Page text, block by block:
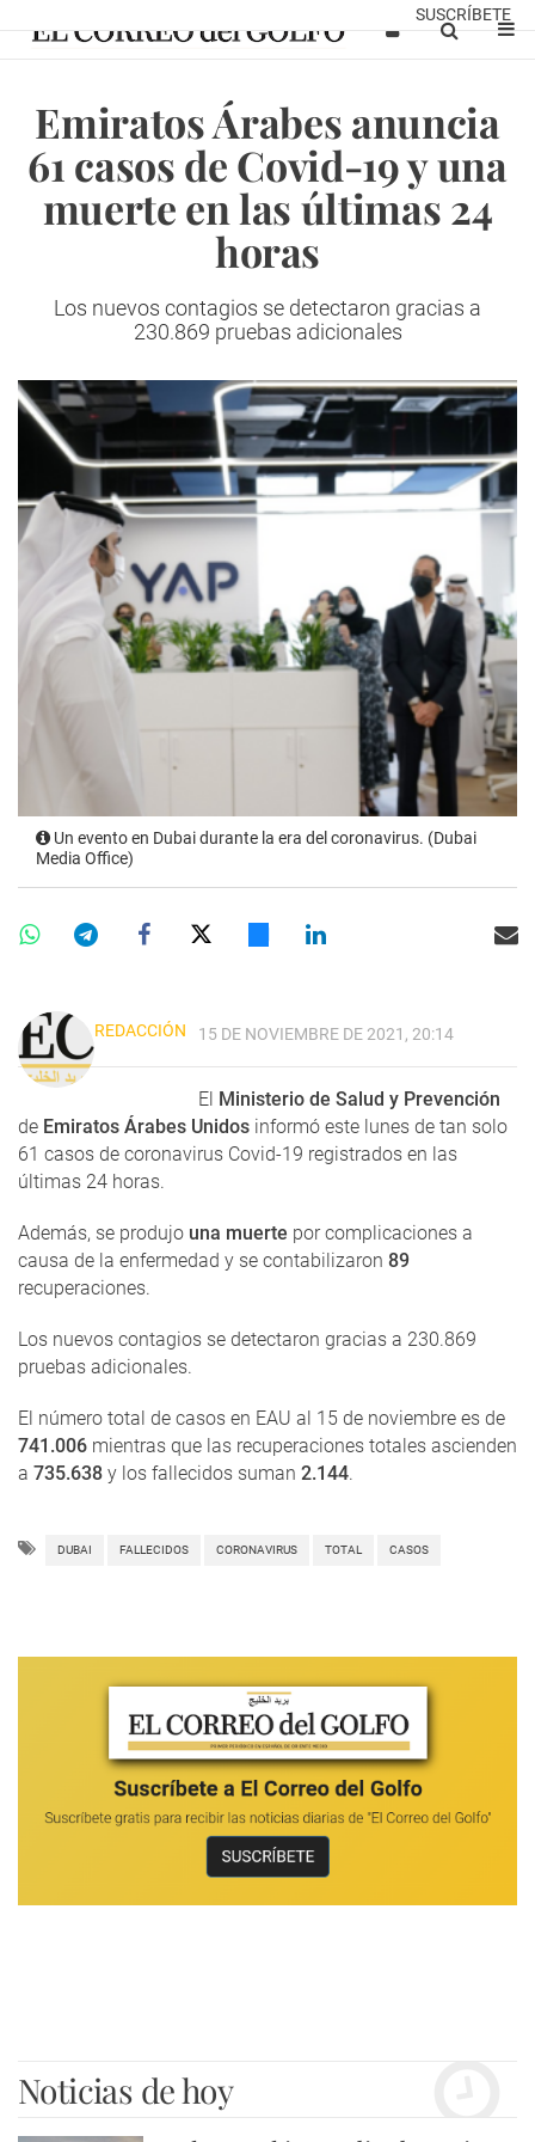
SUSCRÍBETE
Emiratos Árabes anuncia
61 casos de Covid-19 y una
muerte en las últimas 24
horas
Los nuevos contagios se detectaron gracias a
230.869 pruebas adicionales
Un evento en Dubai durante la era del coronavirus. (Dubai
Media Office)
REDACCIÓN 15 DE NOVIEMBRE DE 2021, 20:14
El Ministerio de Salud y Prevención
de Emiratos Árabes Unidos informó este lunes de tan solo
61 casos de coronavirus Covid-19 registrados en las
últimas 24 horas.
Además, se produjo una muerte por complicaciones a
causa de la enfermedad y se contabilizaron 89
recuperaciones.
Los nuevos contagios se detectaron gracias a 230.869
pruebas adicionales.
El número total de casos en EAU al 15 de noviembre es de
741.006 mientras que las recuperaciones totales ascienden
a 735.638 y los fallecidos suman 2.144.
DUBAI FALLECIDOS CORONAVIRUS TOTAL CASOS
Noticias de hoy